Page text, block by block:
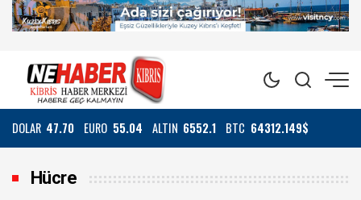
DOLAR 47.70 EURO 55.04 ALTIN 6552.1 BTC 64312.149$
Hücre